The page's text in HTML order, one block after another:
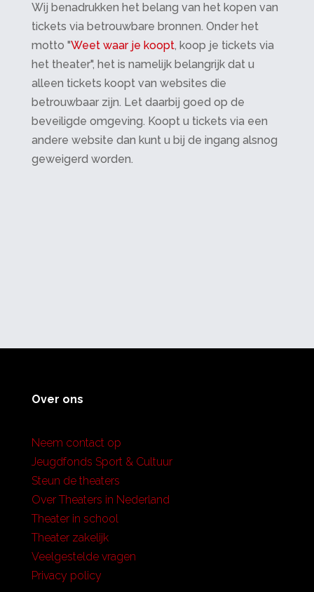
Wij benadrukken het belang van het kopen van
tickets via betrouwbare bronnen. Onder het
motto "Weet waar je koopt, koop je tickets via
het theater", het is namelijk belangrijk dat u
alleen tickets koopt van websites die
betrouwbaar zijn. Let daarbij goed op de
beveiligde omgeving. Koopt u tickets via een
andere website dan kunt u bij de ingang alsnog
geweigerd worden.
Over ons
Neem contact op
Jeugdfonds Sport & Cultuur
Steun de theaters
Over Theaters in Nederland
Theater in school
Theater zakelijk
Veelgestelde vragen
Privacy policy